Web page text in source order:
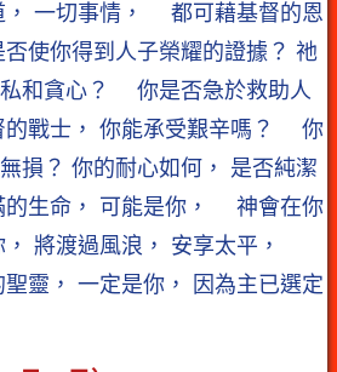
， 一切事情， 都可藉基督的恩
使你得到人子榮耀的證據？ 祂
私和貪心？ 你是否急於救助人
的戰士， 你能承受艱辛嗎？ 你
損？ 你的耐心如何， 是否純潔
的生命， 可能是你， 神會在你
， 將渡過風浪， 安享太平，
靈， 一定是你， 因為主已選定